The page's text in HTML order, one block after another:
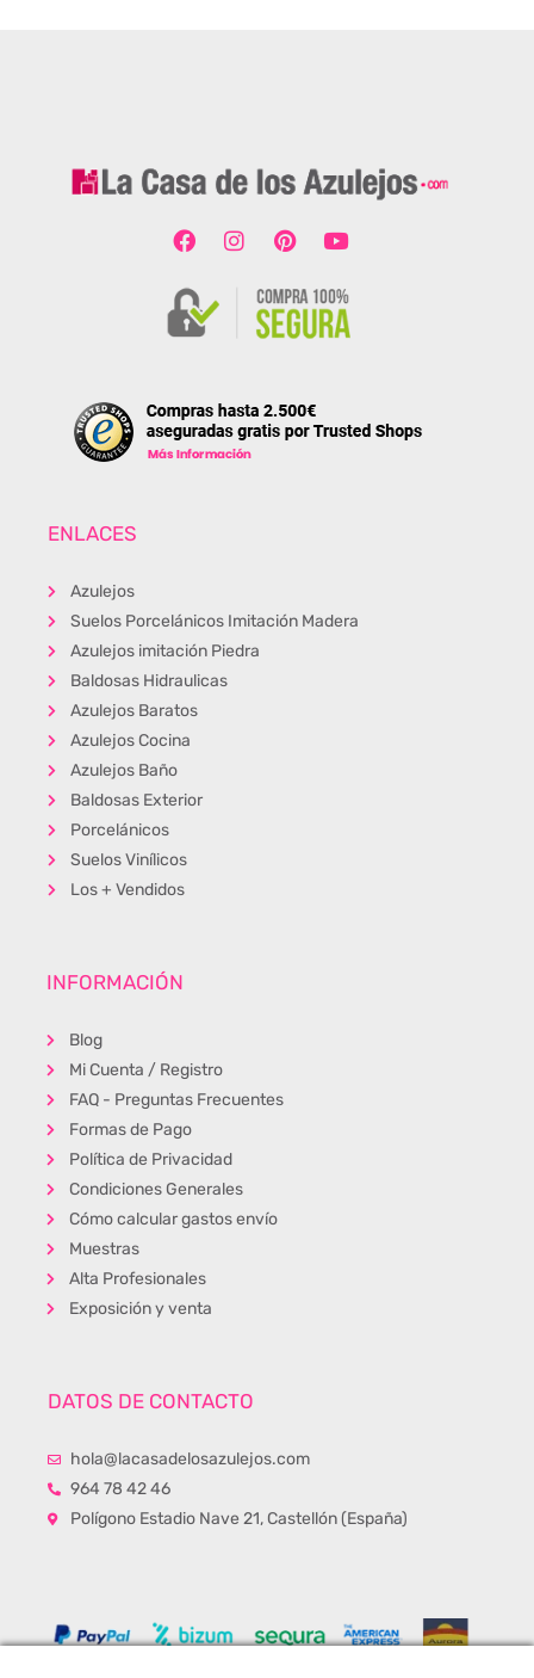
ENLACES
Azulejos
Suelos Porcelánicos Imitación Madera
Azulejos imitación Piedra
Baldosas Hidraulicas
Azulejos Baratos
Azulejos Cocina
Azulejos Baño
Baldosas Exterior
Porcelánicos
Suelos Vinílicos
Los + Vendidos
INFORMACIÓN
Blog
Mi Cuenta / Registro
FAQ - Preguntas Frecuentes
Formas de Pago
Política de Privacidad
Condiciones Generales
Cómo calcular gastos envío
Muestras
Alta Profesionales
Exposición y venta
DATOS DE CONTACTO
hola@lacasadelosazulejos.com
964 78 42 46
Polígono Estadio Nave 21, Castellón (España)